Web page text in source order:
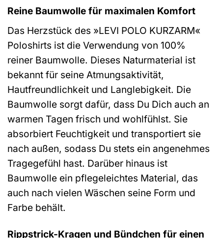
Reine Baumwolle für maximalen Komfort
Das Herzstück des »LEVI POLO KURZARM«
Poloshirts ist die Verwendung von 100%
reiner Baumwolle. Dieses Naturmaterial ist
bekannt für seine Atmungsaktivität,
Hautfreundlichkeit und Langlebigkeit. Die
Baumwolle sorgt dafür, dass Du Dich auch an
warmen Tagen frisch und wohlfühlst. Sie
absorbiert Feuchtigkeit und transportiert sie
nach außen, sodass Du stets ein angenehmes
Tragegefühl hast. Darüber hinaus ist
Baumwolle ein pflegeleichtes Material, das
auch nach vielen Wäschen seine Form und
Farbe behält.
Rippstrick-Kragen und Bündchen für einen